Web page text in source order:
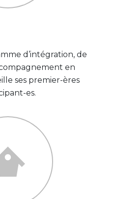
d’intégration, de
en
ses premier-ères
es.